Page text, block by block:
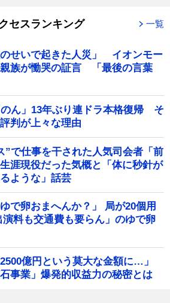
セスランキング 一覧
のせいで起きた人災」 イオンモー
族が慟哭の証言 「最後の言葉
ん」13年ぶり連ドラ本格復帰 そ
判が上々な理由
”で仕事を干された人気司会者「前
涯現役だった気概と「体に秒針が
ような」話芸
で卵おまへんか？」 局が20個用
料も交通費も要らん」のゆで卵
2500億円という莫大な金額に…」
事業」爆発的収益力の秘密とは